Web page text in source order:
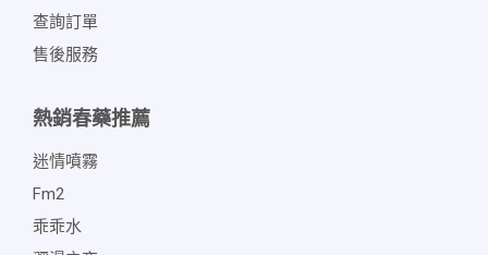
查詢訂單
售後服務
熱銷春藥推薦
迷情噴霧
Fm2
乖乖水